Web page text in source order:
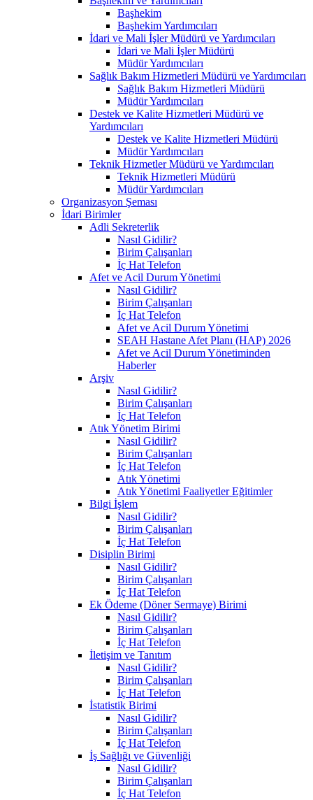
Başhekim
Başhekim Yardımcıları
İdari ve Mali İşler Müdürü ve Yardımcıları
İdari ve Mali İşler Müdürü
Müdür Yardımcıları
Sağlık Bakım Hizmetleri Müdürü ve Yardımcıları
Sağlık Bakım Hizmetleri Müdürü
Müdür Yardımcıları
Destek ve Kalite Hizmetleri Müdürü ve
Yardımcıları
Destek ve Kalite Hizmetleri Müdürü
Müdür Yardımcıları
Teknik Hizmetler Müdürü ve Yardımcıları
Teknik Hizmetleri Müdürü
Müdür Yardımcıları
Organizasyon Şeması
İdari Birimler
Adli Sekreterlik
Nasıl Gidilir?
Birim Çalışanları
İç Hat Telefon
Afet ve Acil Durum Yönetimi
Nasıl Gidilir?
Birim Çalışanları
İç Hat Telefon
Afet ve Acil Durum Yönetimi
SEAH Hastane Afet Planı (HAP) 2026
Afet ve Acil Durum Yönetiminden
Haberler
Arşiv
Nasıl Gidilir?
Birim Çalışanları
İç Hat Telefon
Atık Yönetim Birimi
Nasıl Gidilir?
Birim Çalışanları
İç Hat Telefon
Atık Yönetimi
Atık Yönetimi Faaliyetler Eğitimler
Bilgi İşlem
Nasıl Gidilir?
Birim Çalışanları
İç Hat Telefon
Disiplin Birimi
Nasıl Gidilir?
Birim Çalışanları
İç Hat Telefon
Ek Ödeme (Döner Sermaye) Birimi
Nasıl Gidilir?
Birim Çalışanları
İç Hat Telefon
İletişim ve Tanıtım
Nasıl Gidilir?
Birim Çalışanları
İç Hat Telefon
İstatistik Birimi
Nasıl Gidilir?
Birim Çalışanları
İç Hat Telefon
İş Sağlığı ve Güvenliği
Nasıl Gidilir?
Birim Çalışanları
İç Hat Telefon